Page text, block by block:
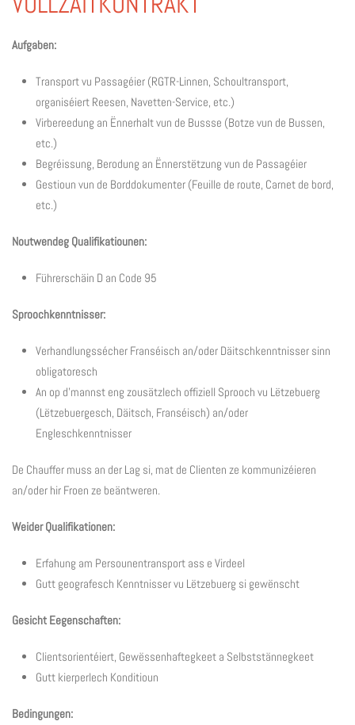
Aufgaben:
Transport vu Passagéier (RGTR-Linnen, Schoultransport,
organiséiert Reesen, Navetten-Service, etc.)
Virbereedung an Ënnerhalt vun de Bussse (Botze vun de Bussen,
etc.)
Begréissung, Berodung an Ënnerstëtzung vun de Passagéier
Gestioun vun de Borddokumenter (Feuille de route, Carnet de bord,
etc.)
Noutwendeg Qualifikatiounen:
Führerschäin D an Code 95
Sproochkenntnisser:
Verhandlungssécher Franséisch an/oder Däitschkenntnisser sinn
obligatoresch
An op d'mannst eng zousätzlech offiziell Sprooch vu Lëtzebuerg
(Lëtzebuergesch, Däitsch, Franséisch) an/oder
Engleschkenntnisser
De Chauffer muss an der Lag si, mat de Clienten ze kommunizéieren
an/oder hir Froen ze beäntweren.
Weider Qualifikationen:
Erfahung am Persounentransport ass e Virdeel
Gutt geografesch Kenntnisser vu Lëtzebuerg si gewënscht
Gesicht Eegenschaften:
Clientsorientéiert, Gewëssenhaftegkeet a Selbststännegkeet
Gutt kierperlech Konditioun
Bedingungen: